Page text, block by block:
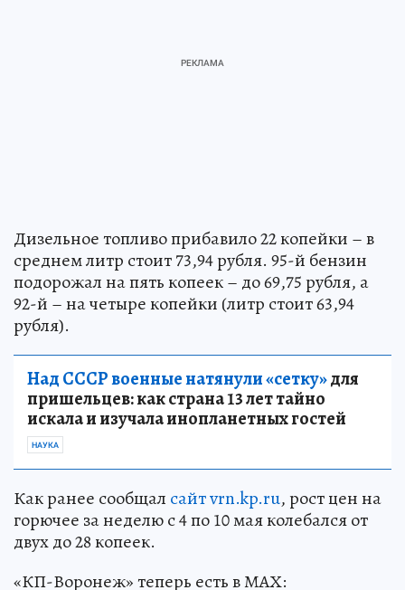
Дизельное топливо прибавило 22 копейки – в
среднем литр стоит 73,94 рубля. 95-й бензин
подорожал на пять копеек – до 69,75 рубля, а
92-й – на четыре копейки (литр стоит 63,94
рубля).
Над СССР военные натянули «сетку»для
пришельцев: как страна 13 лет тайно
искала и изучала инопланетных гостей
НАУКА
Как ранее сообщал сайт vrn.kp.ru, рост цен на
горючее за неделю с 4 по 10 мая колебался от
двух до 28 копеек.
«КП-Воронеж» теперь есть в МАХ: